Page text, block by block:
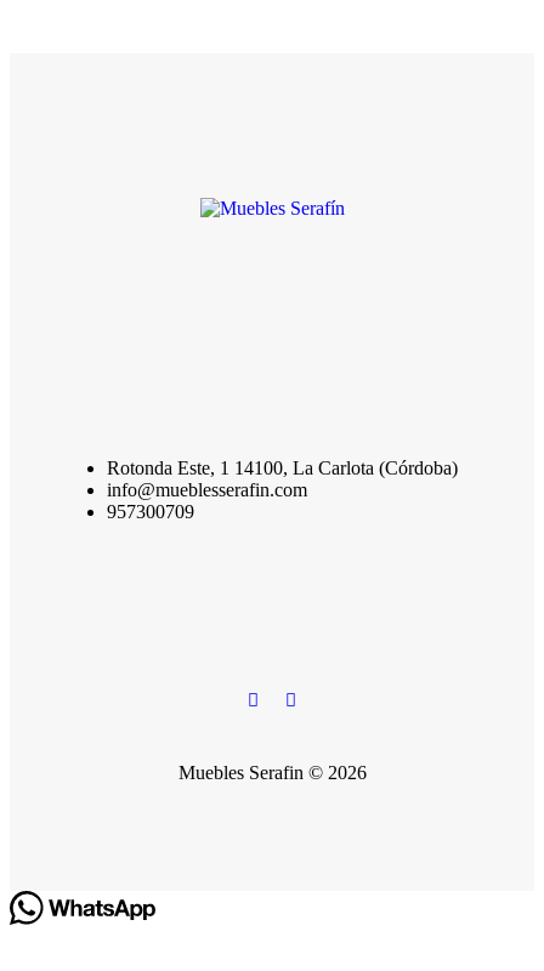
Rotonda Este, 1 14100, La Carlota (Córdoba)
info@mueblesserafin.com
957300709
Muebles Serafin © 2026